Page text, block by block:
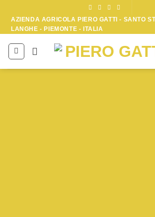
content
AZIENDA AGRICOLA PIERO GATTI - SANTO
LANGHE - PIEMONTE - ITALIA